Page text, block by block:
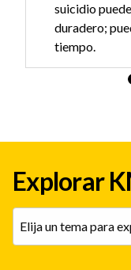
suicidio
duradero;
tiempo.
Los adultos
positiva con
que hayan
puede reducir
adolescentes
ayuda
Explorar